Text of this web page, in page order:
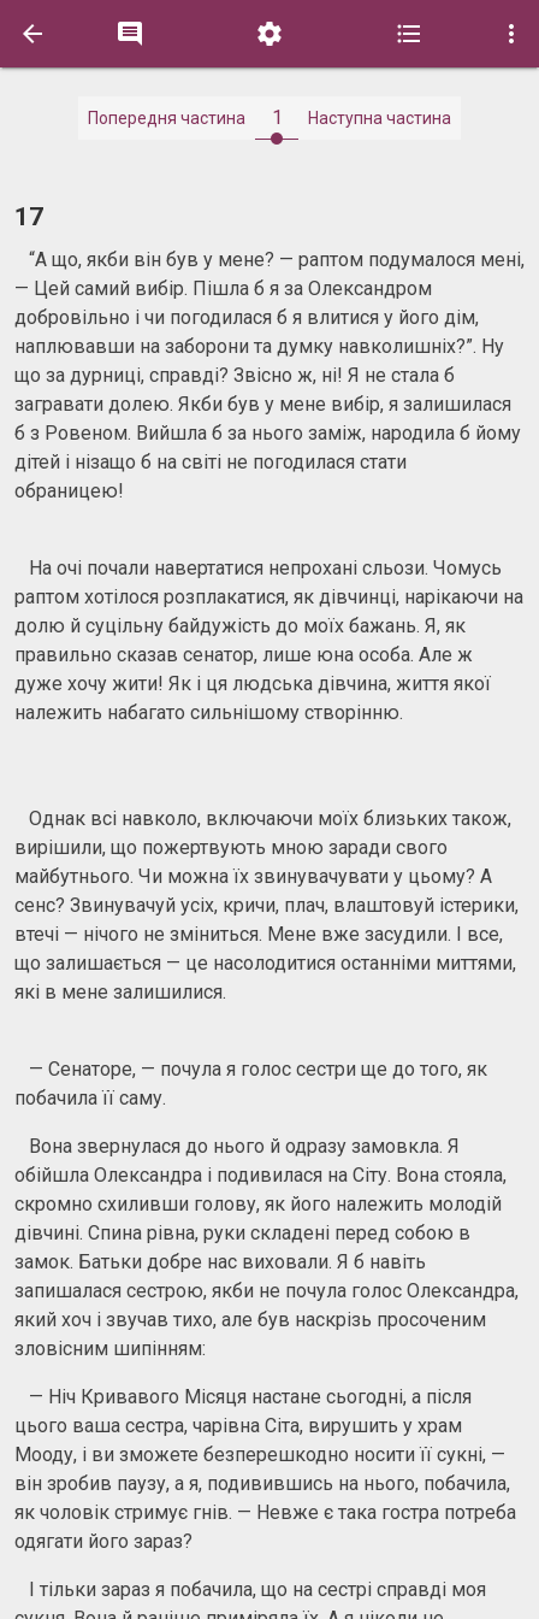
    
Попередня частина 1 Наступна частина
17
“А що, якби він був у мене? — раптом подумалося мені,
— Цей самий вибір. Пішла б я за Олександром
добровільно і чи погодилася б я влитися у його дім,
наплювавши на заборони та думку навколишніх?”. Ну
що за дурниці, справді? Звісно ж, ні! Я не стала б
загравати долею. Якби був у мене вибір, я залишилася
б з Ровеном. Вийшла б за нього заміж, народила б йому
дітей і нізащо б на світі не погодилася стати
обраницею!
На очі почали навертатися непрохані сльози. Чомусь
раптом хотілося розплакатися, як дівчинці, нарікаючи на
долю й суцільну байдужість до моїх бажань. Я, як
правильно сказав сенатор, лише юна особа. Але ж
дуже хочу жити! Як і ця людська дівчина, життя якої
належить набагато сильнішому створінню.
Однак всі навколо, включаючи моїх близьких також,
вирішили, що пожертвують мною заради свого
майбутнього. Чи можна їх звинувачувати у цьому? А
сенс? Звинувачуй усіх, кричи, плач, влаштовуй істерики,
втечі — нічого не зміниться. Мене вже засудили. І все,
що залишається — це насолодитися останніми миттями,
які в мене залишилися.
— Сенаторе, — почула я голос сестри ще до того, як
побачила її саму.
Вона звернулася до нього й одразу замовкла. Я
обійшла Олександра і подивилася на Сіту. Вона стояла,
скромно схиливши голову, як його належить молодій
дівчині. Спина рівна, руки складені перед собою в
замок. Батьки добре нас виховали. Я б навіть
запишалася сестрою, якби не почула голос Олександра,
який хоч і звучав тихо, але був наскрізь просоченим
зловісним шипінням:
— Ніч Кривавого Місяця настане сьогодні, а після
цього ваша сестра, чарівна Сіта, вирушить у храм
Мооду, і ви зможете безперешкодно носити її сукні, —
він зробив паузу, а я, подивившись на нього, побачила,
як чоловік стримує гнів. — Невже є така гостра потреба
одягати його зараз?
І тільки зараз я побачила, що на сестрі справді моя